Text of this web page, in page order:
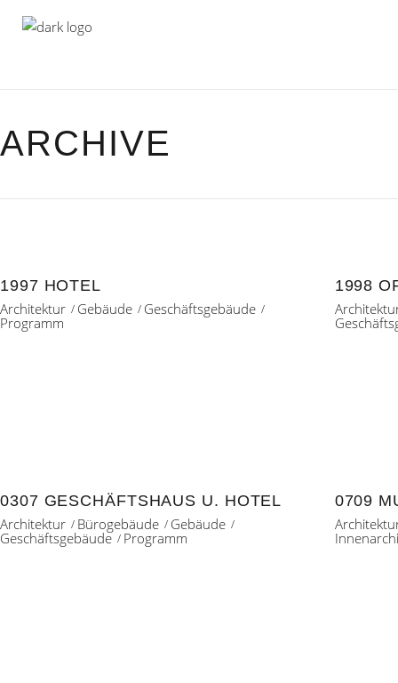
ARCHIVE
1997 HOTEL
Architektur
Gebäude
Geschäftsgebäude
Programm
1998
0307 GESCHÄFTSHAUS U. HOTEL
Architektur
Bürogebäude
Gebäude
Geschäftsgebäude
Programm
0709